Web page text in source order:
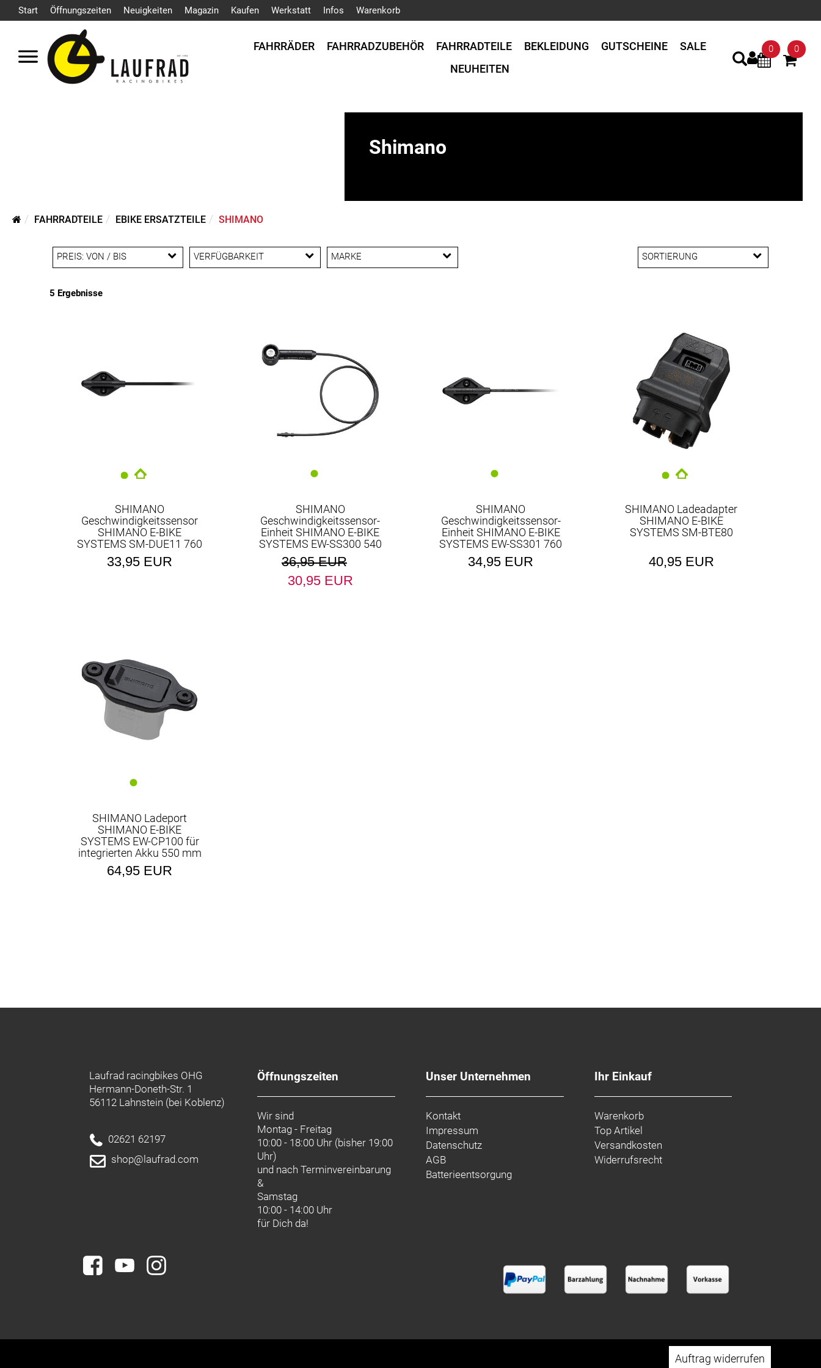
Start Öffnungszeiten Neuigkeiten Magazin Kaufen Werkstatt Infos Warenkorb
FAHRRÄDER FAHRRADZUBEHÖR FAHRRADTEILE BEKLEIDUNG GUTSCHEINE
SALE
NEUHEITEN
0 0
Shimano
FAHRRADTEILE EBIKE ERSATZTEILE SHIMANO
SORTIERUNG
PREIS: VON / BIS VERFÜGBARKEIT MARKE
5 Ergebnisse
SHIMANO
Geschwindigkeitssensor
SHIMANO E-BIKE
SYSTEMS SM-DUE11 760
mm
33,95 EUR
SHIMANO
Geschwindigkeitssensor-
Einheit SHIMANO E-BIKE
SYSTEMS EW-SS300 540
mm
36,95 EUR
30,95 EUR
SHIMANO
Geschwindigkeitssensor-
Einheit SHIMANO E-BIKE
SYSTEMS EW-SS301 760
mm
34,95 EUR
SHIMANO Ladeadapter
SHIMANO E-BIKE
SYSTEMS SM-BTE80
40,95 EUR
SHIMANO Ladeport
SHIMANO E-BIKE
SYSTEMS EW-CP100 für
integrierten Akku 550 mm
64,95 EUR
Laufrad racingbikes OHG
Hermann-Doneth-Str. 1
56112 Lahnstein (bei Koblenz)
02621 62197
shop@laufrad.com
Öffnungszeiten
Wir sind
Montag - Freitag
10:00 - 18:00 Uhr (bisher 19:00
Uhr)
und nachTerminvereinbarung
&
Samstag
10:00 - 14:00 Uhr
für Dich da!
Unser Unternehmen
Kontakt
Impressum
Datenschutz
AGB
Batterieentsorgung
Ihr Einkauf
Warenkorb
Top Artikel
Versandkosten
Widerrufsrecht
Auftrag widerrufen